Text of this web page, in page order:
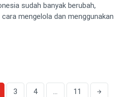
sudah banyak berubah,
mengelola dan menggunakan
3 4 … 11